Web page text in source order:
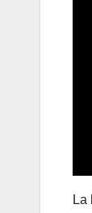
La